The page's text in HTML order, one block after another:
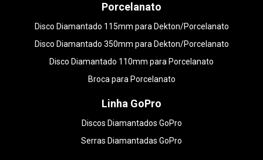
Porcelanato
Disco Diamantado 115mm para Dekton/Porcelanato
Disco Diamantado 350mm para Dekton/Porcelanato
Disco Diamantado 110mm para Porcelanato
Broca para Porcelanato
Linha GoPro
Discos Diamantados GoPro
Serras Diamantadas GoPro